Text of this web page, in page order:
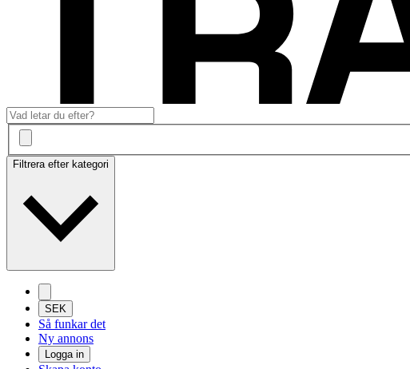
Filtrera efter kategori
SEK
Så funkar det
Ny annons
Logga in